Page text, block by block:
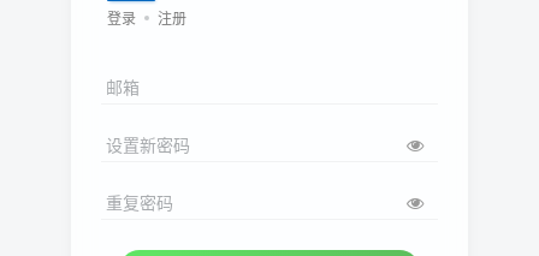
登录 注册
邮箱
设置新密码
重复密码